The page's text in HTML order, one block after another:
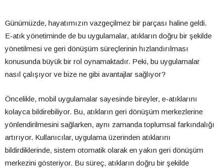
Günümüzde, hayatımızın vazgeçilmez bir parçası haline geldi.
E-atık yönetiminde de bu uygulamalar, atıkların doğru bir şekilde
yönetilmesi ve geri dönüşüm süreçlerinin hızlandırılması
konusunda büyük bir rol oynamaktadır. Peki, bu uygulamalar
nasıl çalışıyor ve bize ne gibi avantajlar sağlıyor?
Öncelikle, mobil uygulamalar sayesinde bireyler, e-atıklarını
kolayca bildirebiliyor. Bu, atıkların geri dönüşüm merkezlerine
yönlendirilmesini sağlarken, aynı zamanda toplumsal farkındalığı
artırıyor. Kullanıcılar, uygulama üzerinden atıklarını
bildirdiklerinde, sistem otomatik olarak en yakın geri dönüşüm
merkezini gösteriyor. Bu süreç, atıkların doğru bir şekilde